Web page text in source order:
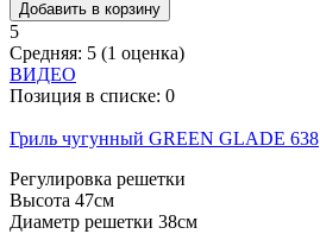
5
Средняя: 5 (1 оценка)
ВИДЕО
Позиция в списке: 0
Гриль чугунный GREEN GLADE 638
Регулировка решетки
Высота 47см
Диаметр решетки 38см